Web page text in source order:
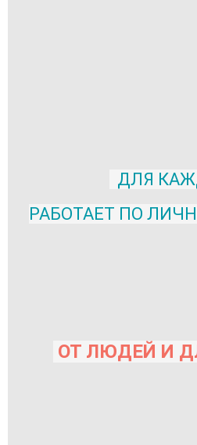
ДЛЯ
РАБОТАЕТ ПО
ОТ ЛЮДЕЙ И